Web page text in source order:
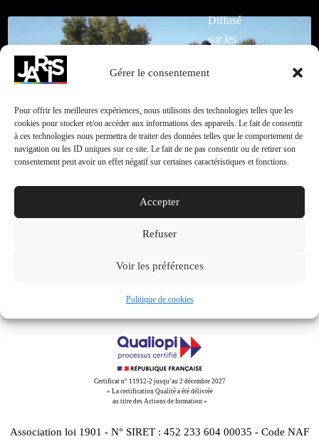
Gérer le consentement
Pour offrir les meilleures expériences, nous utilisons des technologies telles que les
cookies pour stocker et/ou accéder aux informations des appareils. Le fait de consentir
à ces technologies nous permettra de traiter des données telles que le comportement de
navigation ou les ID uniques sur ce site. Le fait de ne pas consentir ou de retirer son
consentement peut avoir un effet négatif sur certaines caractéristiques et fonctions.
Accepter
Refuser
Voir les préférences
Politique de cookies
Diffusé
sur les
du
M6 du 17
au 23
novembre
2014
réalisations
activer ce contenu
Partager
Certificat n° 11912-2 jusqu’au 2 décembre 2027
« La certification Qualité a été délivrée
au titre des Actions de formation »
Association loi 1901 - N° SIRET : 452 233 604 00035 - Code NAF